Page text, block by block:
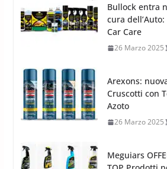
MAK
24 Luglio 2019
Bullock entra
cura
Car Care
26 Marzo 2025
Arexons:
Cruscotti con
Azoto
26 Marzo 2025
Meguiars